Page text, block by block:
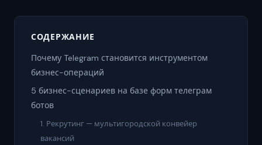
СОДЕРЖАНИЕ
Почему Telegram становится инструментом
бизнес-операций
5 бизнес-сценариев на базе форм телеграм
ботов
1. Рекрутинг — мультигородской конвейер
вакансий